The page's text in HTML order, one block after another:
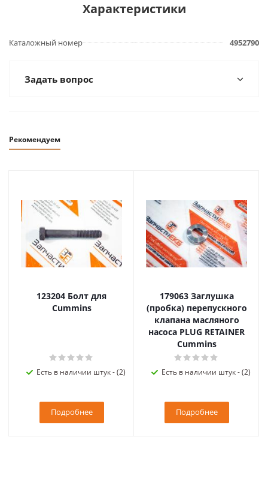
Характеристики
Каталожный номер 4952790
Задать вопрос
Рекомендуем
123204 Болт для
Cummins
Есть в наличии штук - (2)
Подробнее
179063 Заглушка
(пробка) перепускного
клапана масляного
насоса PLUG RETAINER
Cummins
Есть в наличии штук - (2)
Подробнее